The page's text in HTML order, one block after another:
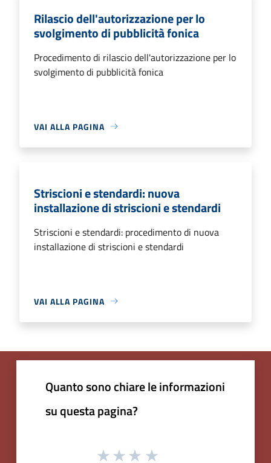
Rilascio dell'autorizzazione per lo
svolgimento di pubblicità fonica
Procedimento di rilascio dell'autorizzazione per lo
svolgimento di pubblicità fonica
VAI ALLA PAGINA
Striscioni e stendardi: nuova
installazione di striscioni e stendardi
Striscioni e stendardi: procedimento di nuova
installazione di striscioni e stendardi
VAI ALLA PAGINA
Quanto sono chiare le informazioni
su questa pagina?